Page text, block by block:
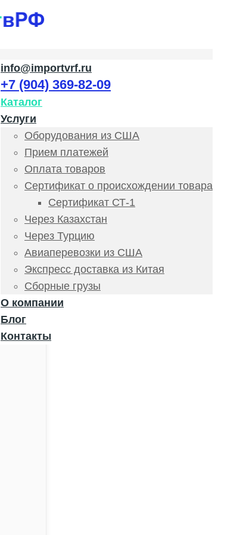
info@importvrf.ru
+7 (904) 369-82-09
Каталог
Услуги
Оборудования из США
Прием платежей
Оплата товаров
Сертификат о происхождении товара
Сертификат СТ-1
Через Казахстан
Через Турцию
Авиаперевозки из США
Экспресс доставка из Китая
Сборные грузы
О компании
Блог
Контакты